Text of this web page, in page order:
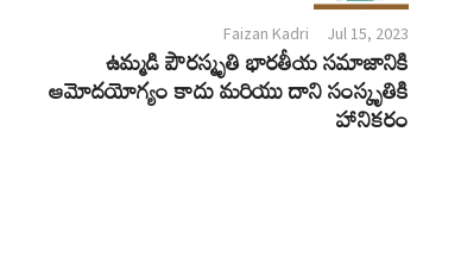
Faizan Kadri Jul 15, 2023
ఉమ్మడి పౌరస్మృతి భారతీయ సమాజానికి
ఆమోదయోగ్యం కాదు మరియు దాని సంస్కృతికి
హానికరం